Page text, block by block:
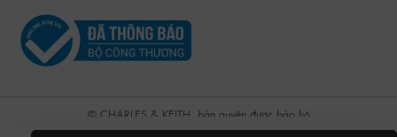
© CHARLES & KEITH, bản quyền được bảo hộ